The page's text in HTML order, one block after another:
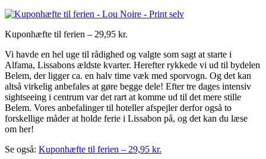
Kuponhæfte til ferien – 29,95 kr.
Vi havde en hel uge til rådighed og valgte som sagt at starte i
Alfama, Lissabons ældste kvarter. Herefter rykkede vi ud til bydelen
Belem, der ligger ca. en halv time væk med sporvogn. Og det kan
altså virkelig anbefales at gøre begge dele! Efter tre dages intensiv
sightseeing i centrum var det rart at komme ud til det mere stille
Belem. Vores anbefalinger til hoteller afspejler derfor også to
forskellige måder at holde ferie i Lissabon på, og det kan du læse
om her!
Se også: Kuponhæfte til ferien – 29,95 kr.